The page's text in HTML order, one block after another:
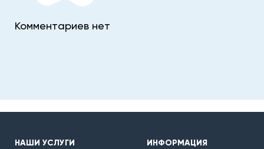
Комментариев нет
НАШИ УСЛУГИ ИНФОРМАЦИЯ